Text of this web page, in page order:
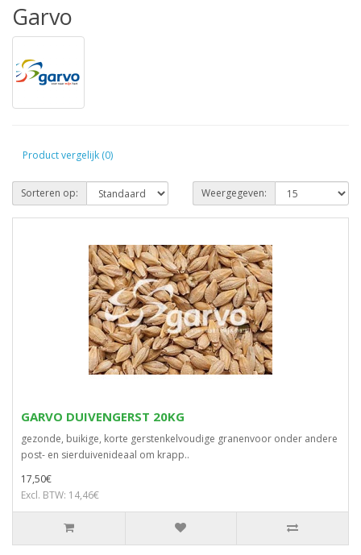
Garvo
Product vergelijk (0)
Sorteren op: Weergegeven:
GARVO DUIVENGERST 20KG
gezonde, buikige, korte gerstenkelvoudige granenvoor onder andere
post- en sierduivenideaal om krapp..
17,50€
Excl. BTW: 14,46€